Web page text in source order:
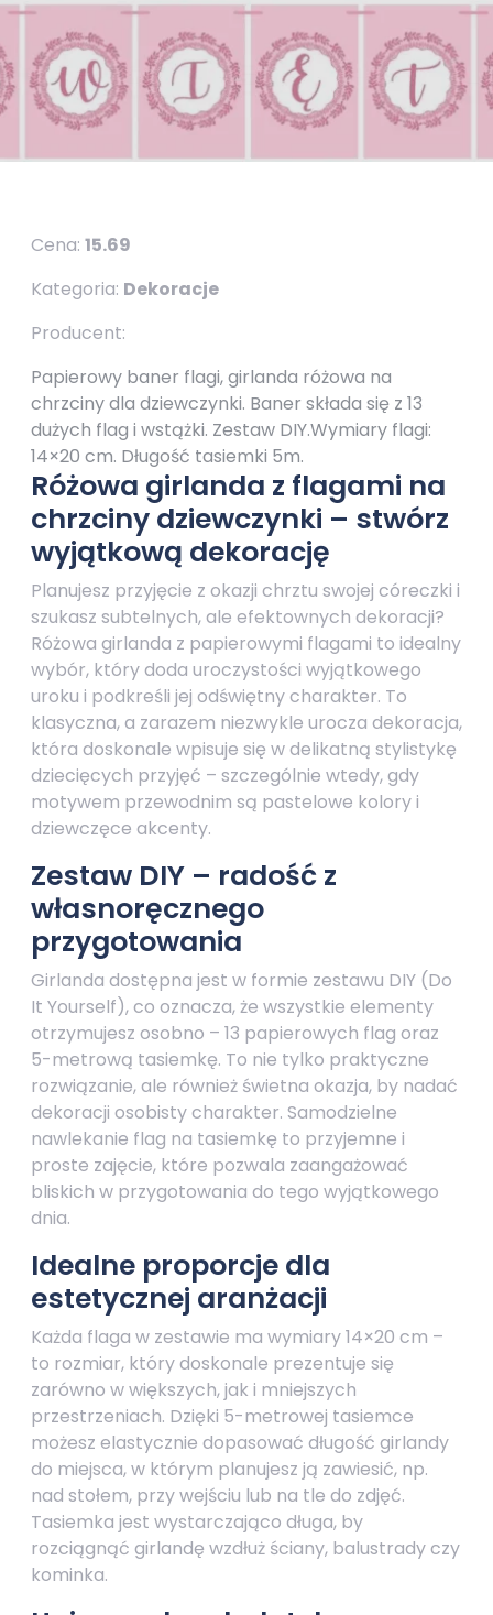
Cena: 15.69
Kategoria: Dekoracje
Producent:
Papierowy baner flagi, girlanda różowa na
chrzciny dla dziewczynki. Baner składa się z 13
dużych flag i wstążki. Zestaw DIY.Wymiary flagi:
14×20 cm. Długość tasiemki 5m.
Różowa girlanda z flagami na
chrzciny dziewczynki – stwórz
wyjątkową dekorację
Planujesz przyjęcie z okazji chrztu swojej córeczki i
szukasz subtelnych, ale efektownych dekoracji?
Różowa girlanda z papierowymi flagami to idealny
wybór, który doda uroczystości wyjątkowego
uroku i podkreśli jej odświętny charakter. To
klasyczna, a zarazem niezwykle urocza dekoracja,
która doskonale wpisuje się w delikatną stylistykę
dziecięcych przyjęć – szczególnie wtedy, gdy
motywem przewodnim są pastelowe kolory i
dziewczęce akcenty.
Zestaw DIY – radość z
własnoręcznego
przygotowania
Girlanda dostępna jest w formie zestawu DIY (Do
It Yourself), co oznacza, że wszystkie elementy
otrzymujesz osobno – 13 papierowych flag oraz
5-metrową tasiemkę. To nie tylko praktyczne
rozwiązanie, ale również świetna okazja, by nadać
dekoracji osobisty charakter. Samodzielne
nawlekanie flag na tasiemkę to przyjemne i
proste zajęcie, które pozwala zaangażować
bliskich w przygotowania do tego wyjątkowego
dnia.
Idealne proporcje dla
estetycznej aranżacji
Każda flaga w zestawie ma wymiary 14×20 cm –
to rozmiar, który doskonale prezentuje się
zarówno w większych, jak i mniejszych
przestrzeniach. Dzięki 5-metrowej tasiemce
możesz elastycznie dopasować długość girlandy
do miejsca, w którym planujesz ją zawiesić, np.
nad stołem, przy wejściu lub na tle do zdjęć.
Tasiemka jest wystarczająco długa, by
rozciągnąć girlandę wzdłuż ściany, balustrady czy
kominka.